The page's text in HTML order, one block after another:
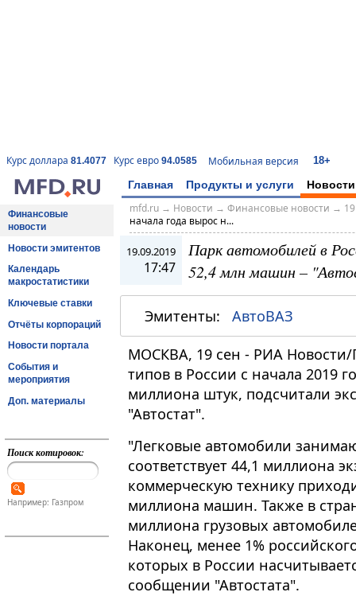
Курс доллара 81.4077 Курс евро 94.0585 Мобильная версия 18+
Главная Продукты и услуги Новости
Финансовые
новости
Новости эмитентов
Календарь
макростатистики
Ключевые ставки
Отчёты корпораций
Новости портала
События и
мероприятия
Доп. материалы
Поиск котировок:
Например: Газпром
mfd.ru→ Новости → Финансовые новости →
начала года вырос н...
19.09.2019
17:47
Парк автомобилей в
52,4 млн машин –
Эмитенты: АвтоВАЗ
МОСКВА, 19 сен - РИА
типов в России с начала 2019
миллиона штук, подсчитали
"Автостат".
"Легковые автомобили
соответствует 44,1 миллиона
коммерческую технику
миллиона машин. Также в
миллиона грузовых
Наконец, менее 1%
которых в России
сообщении "Автостата".